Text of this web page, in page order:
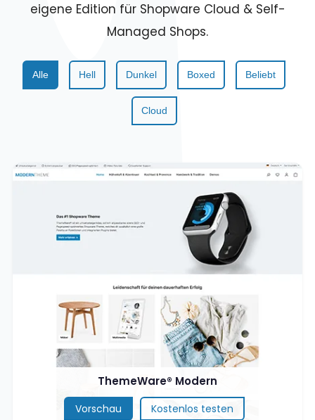
eigene Edition für Shopware Cloud & Self-
Managed Shops.
Alle Hell Dunkel Boxed Beliebt
Cloud
ThemeWare® Modern
Vorschau Kostenlos testen